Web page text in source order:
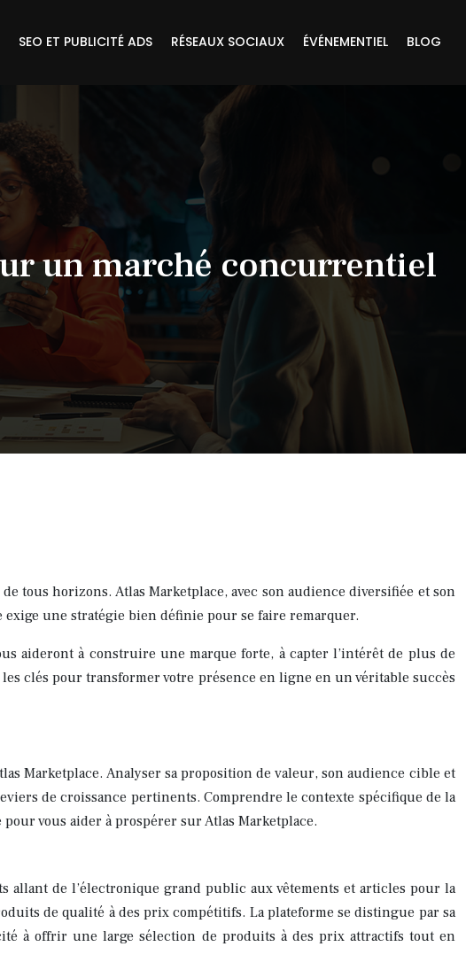
SEO ET PUBLICITÉ ADS RÉSEAUX SOCIAUX ÉVÉNEMENTIEL BLOG
un marché concurrentiel
tous horizons. Atlas Marketplace, avec son audience diversifiée et son
une stratégie bien définie pour se faire remarquer.
aideront à construire une marque forte, à capter l’intérêt de plus de
clés pour transformer votre présence en ligne en un véritable succès
Marketplace. Analyser sa proposition de valeur, son audience cible et
de croissance pertinents. Comprendre le contexte spécifique de la
vous aider à prospérer sur Atlas Marketplace.
allant de l’électronique grand public aux vêtements et articles pour la
de qualité à des prix compétitifs. La plateforme se distingue par sa
à offrir une large sélection de produits à des prix attractifs tout en